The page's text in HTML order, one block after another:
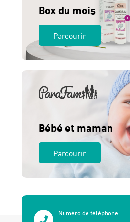
Box du mois
Parcourir
Bébé et maman
Parcourir
Numéro de téléphone